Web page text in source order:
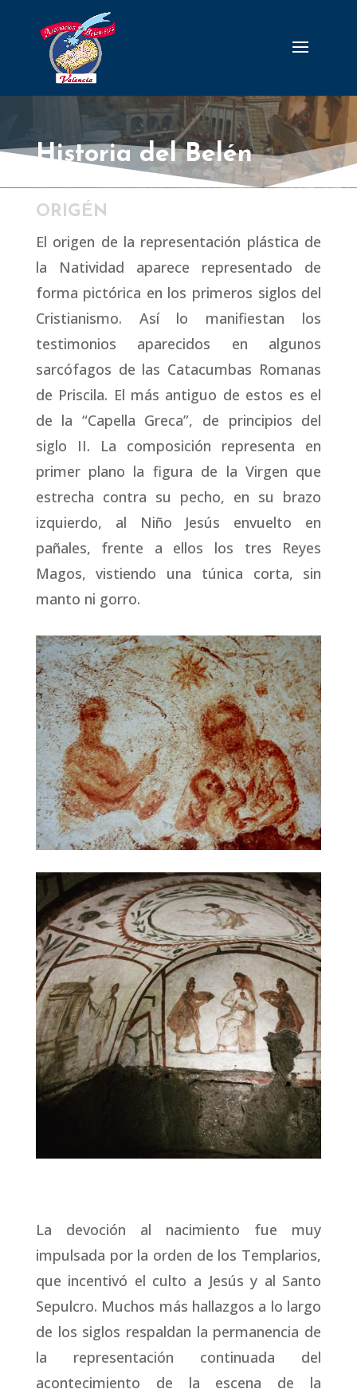
Historia del Belén
ORIGÉN
El origen de la representación plástica de
la Natividad aparece representado de
forma pictórica en los primeros siglos del
Cristianismo. Así lo manifiestan los
testimonios aparecidos en algunos
sarcófagos de las Catacumbas Romanas
de Priscila. El más antiguo de estos es el
de la “Capella Greca”, de principios del
siglo II. La composición representa en
primer plano la figura de la Virgen que
estrecha contra su pecho, en su brazo
izquierdo, al Niño Jesús envuelto en
pañales, frente a ellos los tres Reyes
Magos, vistiendo una túnica corta, sin
manto ni gorro.
La devoción al nacimiento fue muy
impulsada por la orden de los Templarios,
que incentivó el culto a Jesús y al Santo
Sepulcro. Muchos más hallazgos a lo largo
de los siglos respaldan la permanencia de
la representación continuada del
acontecimiento de la escena de la